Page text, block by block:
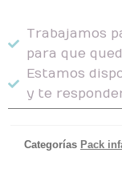
Trabajamos
para que
Estamos
y te
Categorías Pack